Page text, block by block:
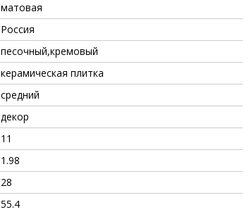
матовая
Россия
песочный,кремовый
керамическая плитка
средний
декор
11
1.98
28
55.4